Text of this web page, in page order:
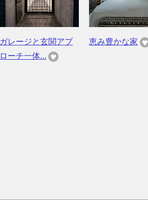
ガレージと玄関アプ
ローチ一体...
恵み豊かな家